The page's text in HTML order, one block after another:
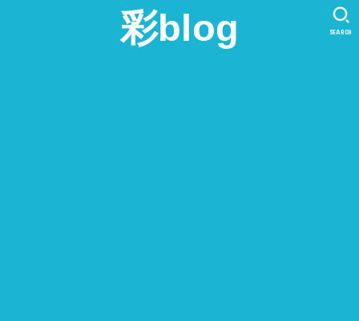
彩blog SEARCH